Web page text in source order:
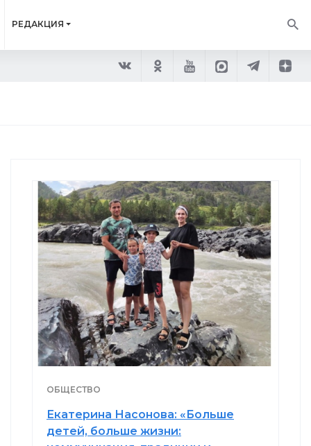
РЕДАКЦИЯ
ОБЩЕСТВО
Екатерина Насонова: «Больше
детей, больше жизни: